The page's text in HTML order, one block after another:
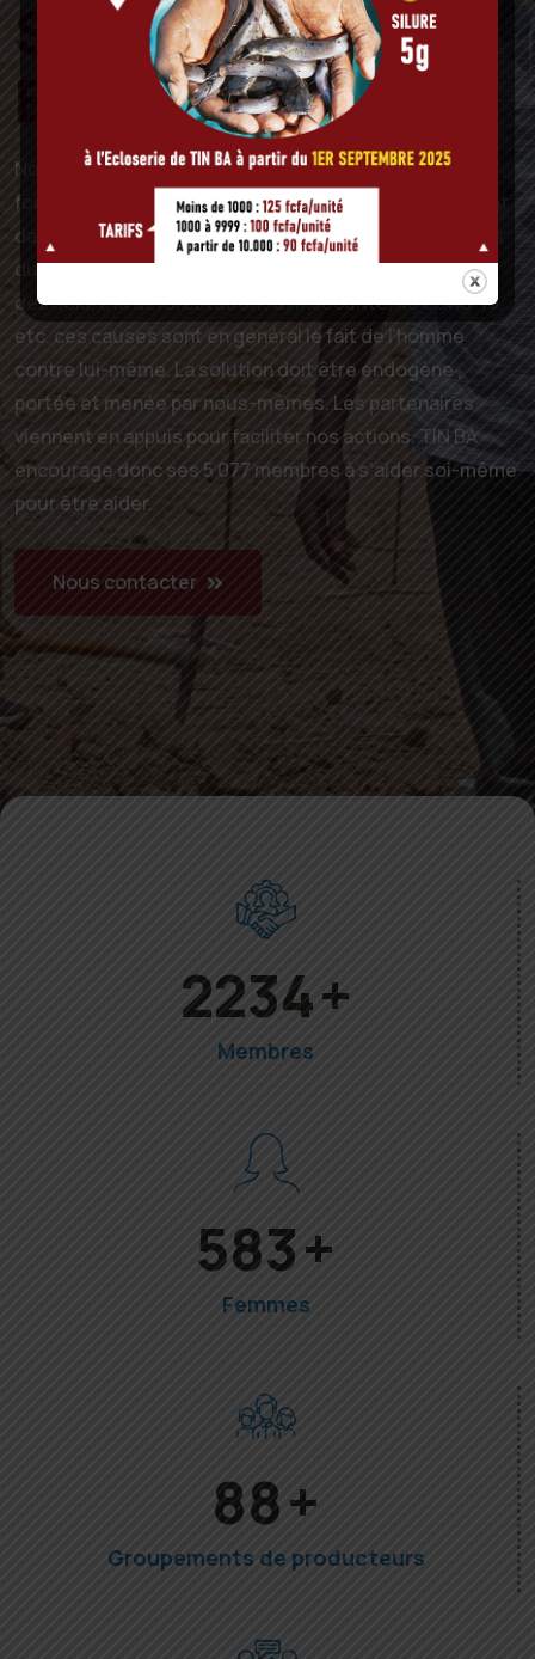
Secrétaire
Exécutif
Nous vivons de l’agriculture, l’élevage et de l’agro
foresterie. Les activités de production menées se font
dans des conditions agro –socio-climatiques difficiles
dues aux changements climatiques , à la dégradation
des sols, à la déforestation , à l’insécurité, au covid-19,
etc. ces causes sont en général le fait de l’homme
contre lui-même. La solution doit être endogène ,
portée et menée par nous-mêmes. Les partenaires
viennent en appuis pour faciliter nos actions. TIN BA
encourage donc ses 5 077 membres à s’aider soi-même
pour être aider.
Nous contacter
5077+
Membres
1325+
Femmes
201+
Groupements de producteurs